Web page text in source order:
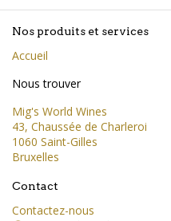
Nos produits et services
Accueil
Nous trouver
Mig's World Wines
43, Chaussée de Charleroi
1060 Saint-Gilles
Bruxelles
Contact
Contactez-nous